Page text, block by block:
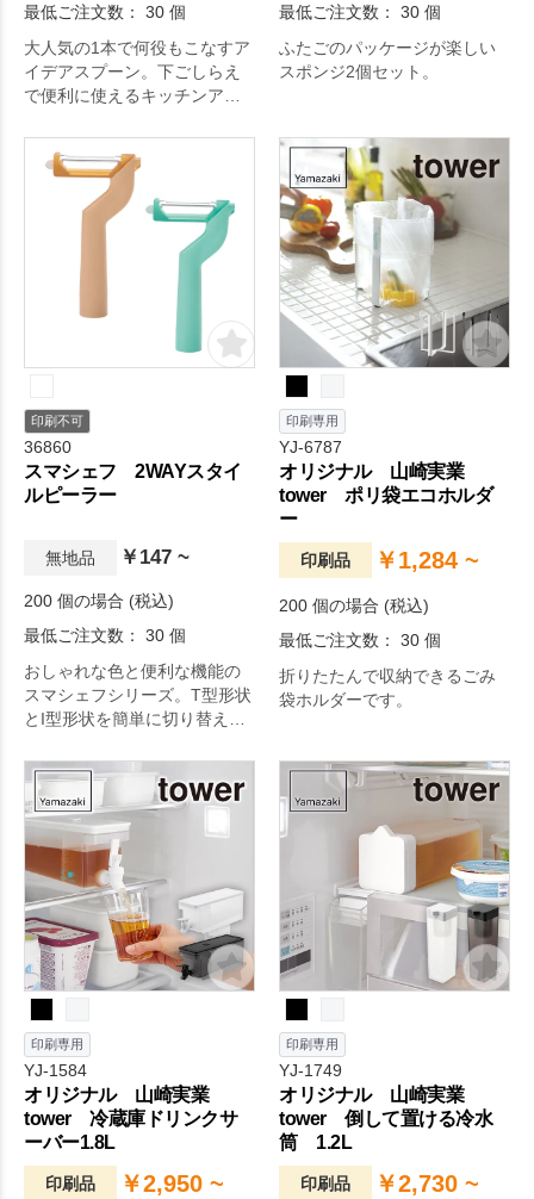
最低ご注文数： 30 個
大人気の1本で何役もこなすア
イデアスプーン。下ごしらえ
で便利に使えるキッチンアイ
最低ご注文数： 30 個
ふたごのパッケージが楽しい
スポンジ2個セット。
印刷不可
36860
スマシェフ 2WAYスタイ
ルピーラー
無地品 ￥147 ~
200 個の場合 (税込)
最低ご注文数： 30 個
おしゃれな色と便利な機能の
スマシェフシリーズ。T型形状
とI型形状を簡単に切り替え可
印刷専用
YJ-6787
オリジナル 山崎実業
tower ポリ袋エコホルダ
ー
印刷品 ￥1,284 ~
200 個の場合 (税込)
最低ご注文数： 30 個
折りたたんで収納できるごみ
袋ホルダーです。
印刷専用
YJ-1584
オリジナル 山崎実業
tower 冷蔵庫ドリンクサ
ーバー1.8L
印刷品 ￥2,950 ~
印刷専用
YJ-1749
オリジナル 山崎実業
tower 倒して置ける冷水
筒 1.2L
印刷品 ￥2,730 ~